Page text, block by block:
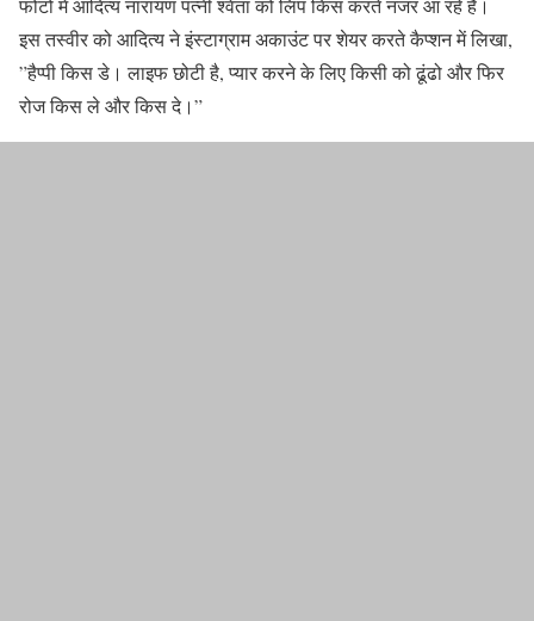
फोटो में आदित्य नारायण पत्नी श्वेता को लिप किस करते नजर आ रहे हैं।
इस तस्वीर को आदित्य ने इंस्टाग्राम अकाउंट पर शेयर करते कैप्शन में लिखा,
”हैप्पी किस डे। लाइफ छोटी है, प्यार करने के लिए किसी को ढूंढो और फिर
रोज किस ले और किस दे।”